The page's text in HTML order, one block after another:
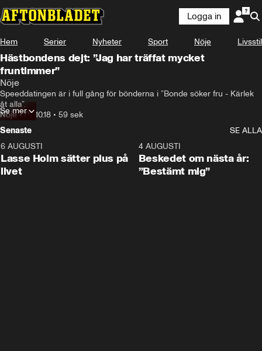
Logga in
Hem Serier Nyheter Sport Nöje Livsstil
Hästbondens dejt: ”Jag har träffat mycket
fruntimmer”
Nöje
Speeddatingen är i full gång för bönderna i ”Bonde söker fru - Kärlek
åt alla”.
Nöje•03.10.18 • 59 sek
Se mer
Senaste
SE ALLA
6 AUGUSTI
Lasse Holm sätter plus på
livet
4 AUGUSTI
Beskedet om nästa år:
”Bestämt mig”